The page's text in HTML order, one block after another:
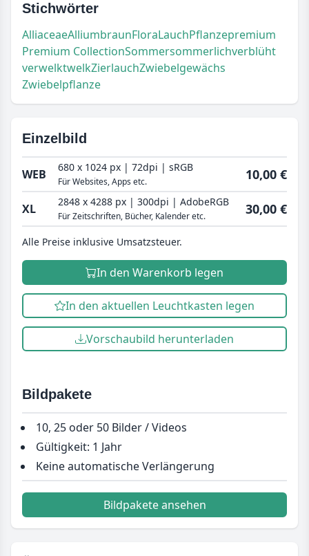
Stichwörter
AlliaceaeAlliumbraunFloraLauchPflanzepremium
Premium CollectionSommersommerlichverblüht
verwelktwelkZierlauchZwiebelgewächs
Zwiebelpflanze
Einzelbild
WEB 680 x 1024 px | 72dpi | sRGB
Für Websites, Apps etc. 10,00 €
XL 2848 x 4288 px | 300dpi | AdobeRGB
Für Zeitschriften, Bücher, Kalender etc. 30,00 €
Alle Preise inklusive Umsatzsteuer.
In den Warenkorb legen
In den aktuellen Leuchtkasten legen
Vorschaubild herunterladen
Bildpakete
10, 25 oder 50 Bilder / Videos
Gültigkeit: 1 Jahr
Keine automatische Verlängerung
Bildpakete ansehen